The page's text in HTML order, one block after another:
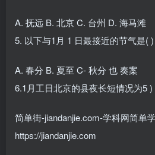
A. 抚远 B. 北京 C. 台州 D. 海马滩
5. 以下与1月 1 日最接近的节气是( )
A. 春分 B. 夏至 C- 秋分 也 奏案
6.1月工日北京的县夜长短情况为5 )
简单街-jiandanjie.com-学科网简单
https://jiandanjie.com